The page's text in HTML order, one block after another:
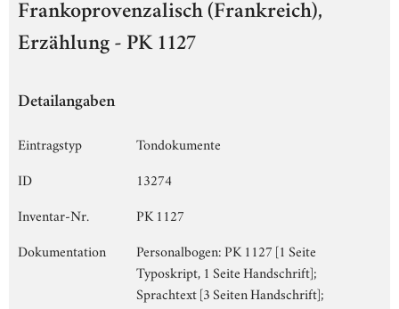
Frankoprovenzalisch (Frankreich),
Erzählung - PK 1127
Detailangaben
Eintragstyp
Tondokumente
ID
13274
Inventar-Nr.
PK 1127
Dokumentation
Personalbogen: PK 1127 [1 Seite
Typoskript, 1 Seite Handschrift];
Sprachtext [3 Seiten Handschrift];